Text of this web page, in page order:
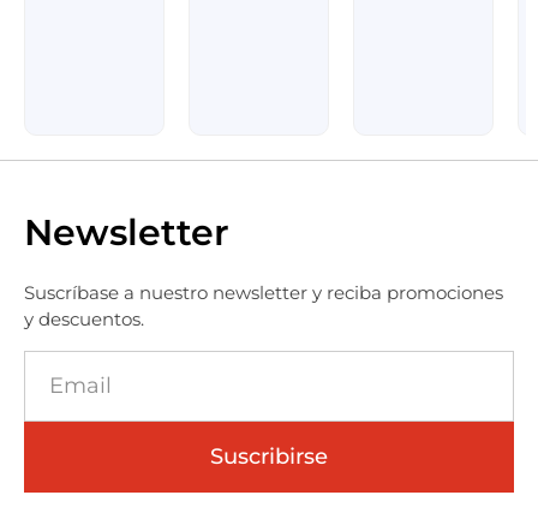
Newsletter
Suscríbase a nuestro newsletter y reciba promociones
y descuentos.
Suscribirse